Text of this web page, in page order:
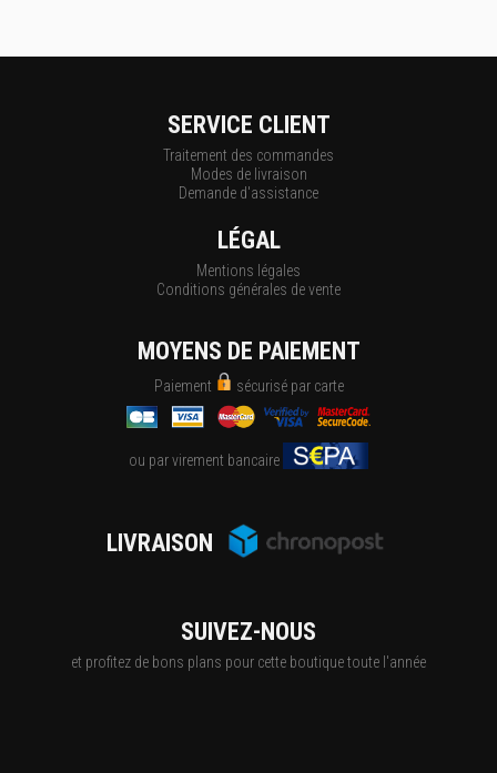
SERVICE CLIENT
Traitement des commandes
Modes de livraison
Demande d'assistance
LÉGAL
Mentions légales
Conditions générales de vente
MOYENS DE PAIEMENT
Paiement sécurisé par carte
ou par virement bancaire
LIVRAISON
SUIVEZ-NOUS
et profitez de bons plans pour cette boutique toute l'année